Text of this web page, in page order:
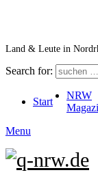
Land & Leute in
Search for:
Start
NRW
Menu